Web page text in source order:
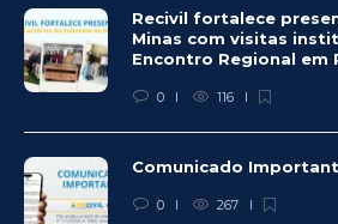
Recivil fortalece
Minas com visitas
Encontro Regional em
0 116
Comunicado
0 267